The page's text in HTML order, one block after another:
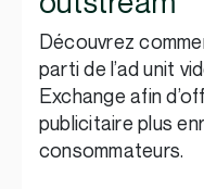
Découvrez
parti de l’ad unit
Exchange afin
publicitaire plus
consommateurs.